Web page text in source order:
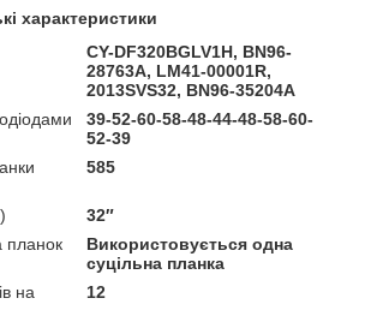
характеристики
CY-DF320BGLV1H, BN96-
28763A, LM41-00001R,
2013SVS32, BN96-35204A
39-52-60-58-48-44-48-58-60-
52-39
585
32″
планок
Використовується одна
суцільна планка
на
12